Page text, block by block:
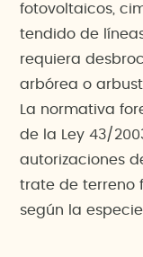
fotovoltaicos,
tendido de
requiera
arbórea o
La normativa
de la Ley 43/
autorizaciones
trate de terreno
según la